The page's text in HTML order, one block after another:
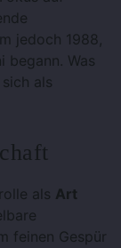
jedoch 1988,
begann. Was
als
als Art
feinen Gespür